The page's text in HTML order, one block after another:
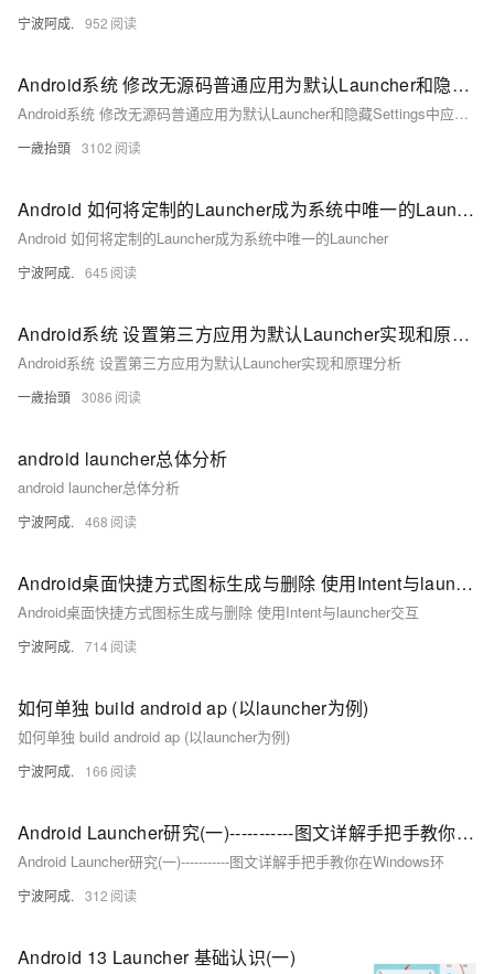
宁波阿成. 952
Android系统 修改无源码普通应用为默认Launcher和隐藏Settings中应用信息图标
Android系统 修改无源码普通应用为默认Launcher和隐藏Settings中应用信息图标
一歲抬頭 3102
Android 如何将定制的Launcher成为系统中唯一的Launcher
Android 如何将定制的Launcher成为系统中唯一的Launcher
宁波阿成. 645
Android系统 设置第三方应用为默认Launcher实现和原理分析
Android系统 设置第三方应用为默认Launcher实现和原理分析
一歲抬頭 3086
android launcher总体分析
android launcher总体分析
宁波阿成. 468
Android桌面快捷方式图标生成与删除 使用Intent与launcher交互
Android桌面快捷方式图标生成与删除 使用Intent与launcher交互
宁波阿成. 714
如何单独 build android ap (以launcher为例)
如何单独 build android ap (以launcher为例)
宁波阿成. 166
Android Launcher研究(一)-----------图文详解手把手教你在Windows环
Android Launcher研究(一)-----------图文详解手把手教你在Windows环
宁波阿成. 312
Android 13 Launcher 基础认识(一)